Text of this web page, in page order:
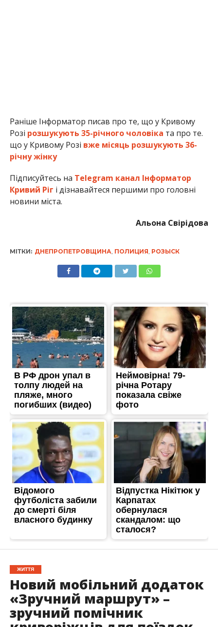
Раніше Інформатор писав про те, що у Кривому
Розі розшукують 35-річного чоловіка та про те.
що у Кривому Розі вже місяць розшукують 36-
річну жінку
Підписуйтесь на Telegram канал Інформатор
Кривий Ріг і дізнавайтеся першими про головні
новини міста.
Альона Свірідова
МІТКИ: ДНЕПРОПЕТРОВЩИНА ПОЛИЦИЯ РОЗЫСК
ЖИТТЯ
Новий мобільний додаток
«Зручний маршрут» –
зручний помічник